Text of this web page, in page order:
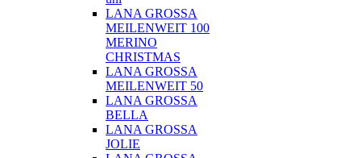
LANA GROSSA
MEILENWEIT 100
MERINO
CHRISTMAS
LANA GROSSA
MEILENWEIT 50
LANA GROSSA
BELLA
LANA GROSSA
JOLIE